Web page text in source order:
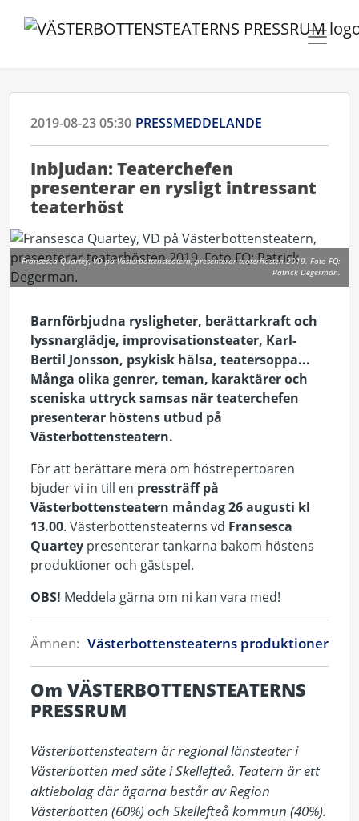
2019-08-23 05:30 PRESSMEDDELANDE
Inbjudan: Teaterchefen
presenterar en rysligt intressant
teaterhöst
Fransesca Quartey, VD på Västerbottensteatern, presenterar teaterhösten 2019. Foto FQ:
Patrick Degerman.
Barnförbjudna rysligheter, berättarkraft och
lyssnarglädje, improvisationsteater, Karl-
Bertil Jonsson, psykisk hälsa, teatersoppa...
Många olika genrer, teman, karaktärer och
sceniska uttryck samsas när teaterchefen
presenterar höstens utbud på
Västerbottensteatern.
För att berättare mera om höstrepertoaren
bjuder vi in till en pressträff på
Västerbottensteatern måndag 26 augusti kl
13.00. Västerbottensteaterns vd Fransesca
Quartey presenterar tankarna bakom höstens
produktioner och gästspel.
OBS! Meddela gärna om ni kan vara med!
Ämnen: Västerbottensteaterns produktioner
Om VÄSTERBOTTENSTEATERNS
PRESSRUM
Västerbottensteatern är regional länsteater i
Västerbotten med säte i Skellefteå. Teatern är ett
aktiebolag där ägarna består av Region
Västerbotten (60%) och Skellefteå kommun (40%).